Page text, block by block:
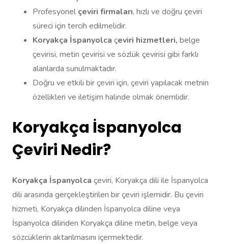
Profesyonel çeviri firmaları, hızlı ve doğru çeviri
süreci için tercih edilmelidir.
Koryakça İspanyolca çeviri hizmetleri, belge
çevirisi, metin çevirisi ve sözlük çevirisi gibi farklı
alanlarda sunulmaktadır.
Doğru ve etkili bir çeviri için, çeviri yapılacak metnin
özellikleri ve iletişim halinde olmak önemlidir.
Koryakça İspanyolca
Çeviri Nedir?
Koryakça İspanyolca çeviri, Koryakça dili ile İspanyolca
dili arasında gerçekleştirilen bir çeviri işlemidir. Bu çeviri
hizmeti, Koryakça dilinden İspanyolca diline veya
İspanyolca dilinden Koryakça diline metin, belge veya
sözcüklerin aktarılmasını içermektedir.